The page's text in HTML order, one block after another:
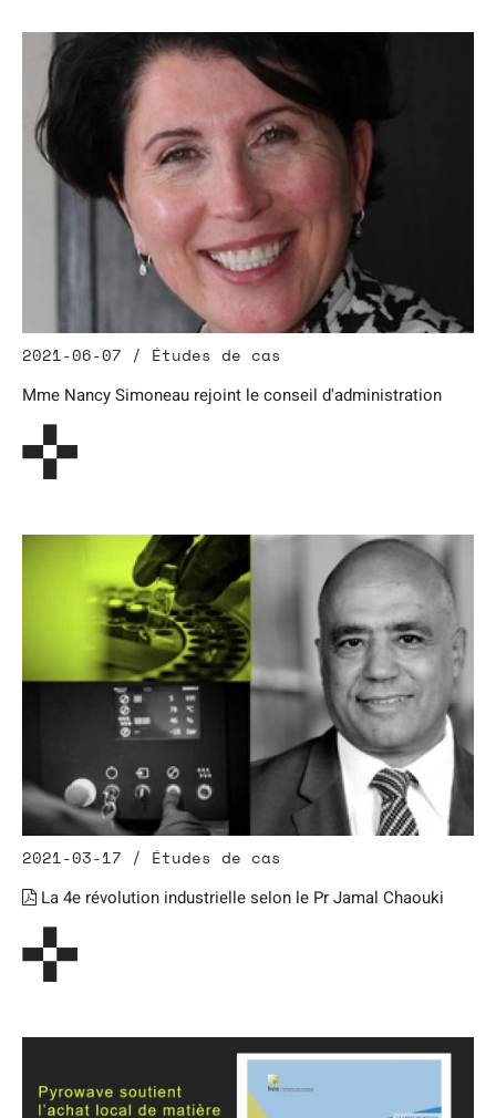
2021-06-07 / Études de cas
Mme Nancy Simoneau rejoint le conseil d'administration
2021-03-17 / Études de cas
La 4e révolution industrielle selon le Pr Jamal Chaouki